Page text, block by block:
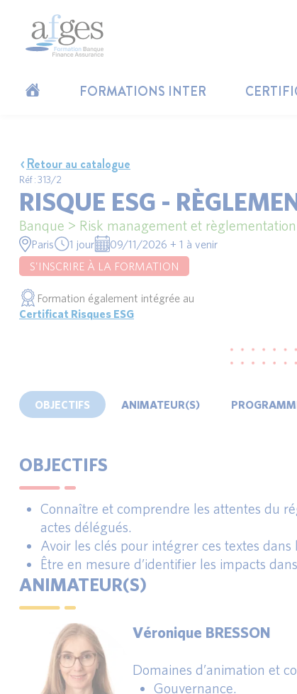
FORMATIONS INTER
Retour au catalogue
Réf : 313/2
RISQUE ESG -
Banque > Risk management et
Paris 1 jour
09/11/2026 + 1 à venir
S'INSCRIRE À LA FORMATION
Formation également intégrée au
Certificat Risques ESG
OBJECTIFS ANIMATEUR(S)
OBJECTIFS
Connaître et comprendre les attentes du
actes délégués.
Avoir les clés pour intégrer ces textes
Être en mesure d’identifier les impacts
ANIMATEUR(S)
Véronique BRESSON
Domaines d’animation et
Gouvernance.